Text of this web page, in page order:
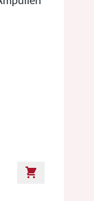
zzgl. Versand
Versand